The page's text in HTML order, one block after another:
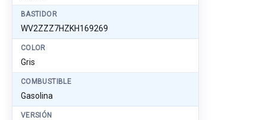
BASTIDOR
WV2ZZZ7HZKH169269
COLOR
Gris
COMBUSTIBLE
Gasolina
VERSIÓN